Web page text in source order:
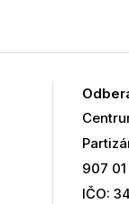
907
IČO: